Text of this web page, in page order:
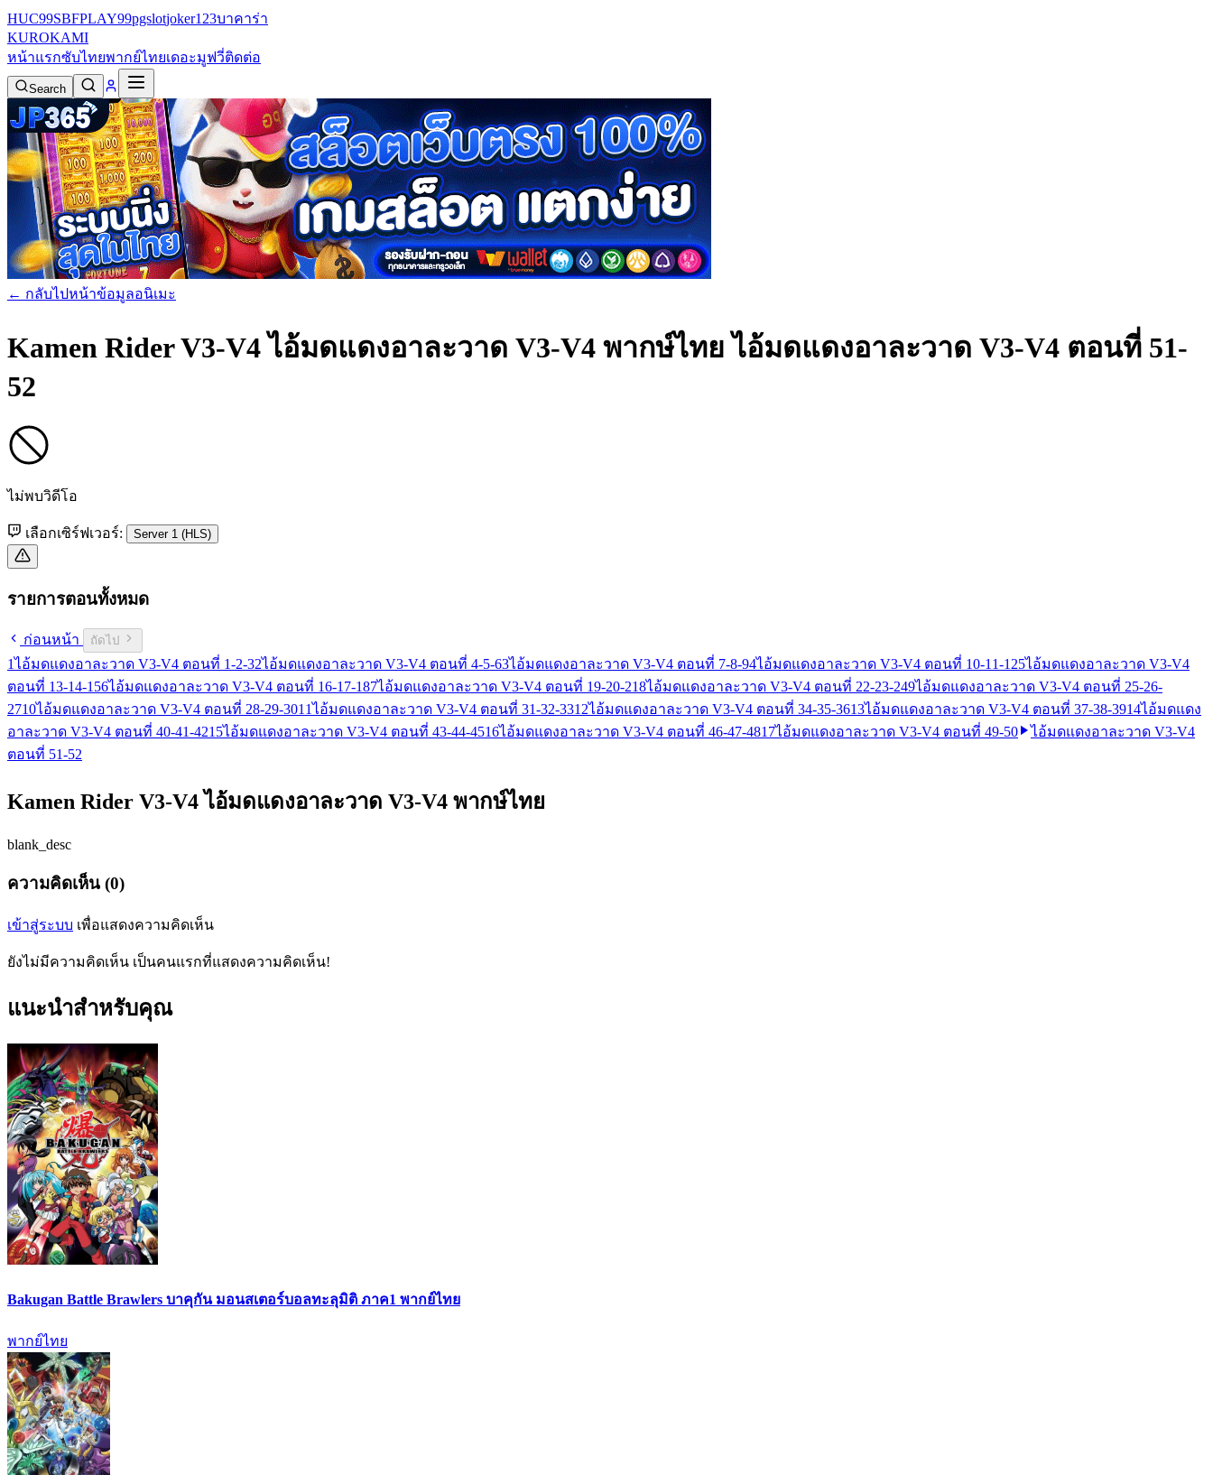
HUC99SBFPLAY99pgslotjoker123บาคาร่า
KUROKAMI
หน้าแรกซับไทยพากย์ไทยเดอะมูฟวี่ติดต่อ
Search
← กลับไปหน้าข้อมูลอนิเมะ
Kamen Rider V3-V4 ไอ้มดแดงอาละวาด V3-V4 พากษ์ไทยไอ้มดแดงอาละวาด V3-V4 ตอนที่ 51-
52
ไม่พบวิดีโอ
เลือกเซิร์ฟเวอร์: Server 1 (HLS)
รายการตอนทั้งหมด
ก่อนหน้า ถัดไป
1ไอ้มดแดงอาละวาด V3-V4 ตอนที่ 1-2-32ไอ้มดแดงอาละวาด V3-V4 ตอนที่ 4-5-63ไอ้มดแดงอาละวาด V3-V4 ตอนที่ 7-8-94ไอ้มดแดงอาละวาด V3-V4 ตอนที่ 10-11-125ไอ้มดแดงอาละวาด V3-V4
ตอนที่ 13-14-156ไอ้มดแดงอาละวาด V3-V4 ตอนที่ 16-17-187ไอ้มดแดงอาละวาด V3-V4 ตอนที่ 19-20-218ไอ้มดแดงอาละวาด V3-V4 ตอนที่ 22-23-249ไอ้มดแดงอาละวาด V3-V4 ตอนที่ 25-26-
2710ไอ้มดแดงอาละวาด V3-V4 ตอนที่ 28-29-3011ไอ้มดแดงอาละวาด V3-V4 ตอนที่ 31-32-3312ไอ้มดแดงอาละวาด V3-V4 ตอนที่ 34-35-3613ไอ้มดแดงอาละวาด V3-V4 ตอนที่ 37-38-3914ไอ้มดแดง
อาละวาด V3-V4 ตอนที่ 40-41-4215ไอ้มดแดงอาละวาด V3-V4 ตอนที่ 43-44-4516ไอ้มดแดงอาละวาด V3-V4 ตอนที่ 46-47-4817ไอ้มดแดงอาละวาด V3-V4 ตอนที่ 49-50
ไอ้มดแดงอาละวาด V3-V4
ตอนที่ 51-52
Kamen Rider V3-V4 ไอ้มดแดงอาละวาด V3-V4 พากษ์ไทย
blank_desc
ความคิดเห็น (0)
เข้าสู่ระบบ เพื่อแสดงความคิดเห็น
ยังไม่มีความคิดเห็น เป็นคนแรกที่แสดงความคิดเห็น!
แนะนำสำหรับคุณ
Bakugan Battle Brawlers บาคุกัน มอนสเตอร์บอลทะลุมิติ ภาค1 พากย์ไทย
พากย์ไทย